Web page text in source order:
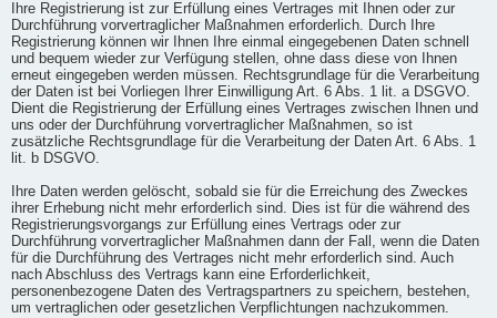
Ihre Registrierung ist zur Erfüllung eines Vertrages mit Ihnen oder zur
Durchführung vorvertraglicher Maßnahmen erforderlich. Durch Ihre
Registrierung können wir Ihnen Ihre einmal eingegebenen Daten schnell
und bequem wieder zur Verfügung stellen, ohne dass diese von Ihnen
erneut eingegeben werden müssen. Rechtsgrundlage für die Verarbeitung
der Daten ist bei Vorliegen Ihrer Einwilligung Art. 6 Abs. 1 lit. a DSGVO.
Dient die Registrierung der Erfüllung eines Vertrages zwischen Ihnen und
uns oder der Durchführung vorvertraglicher Maßnahmen, so ist
zusätzliche Rechtsgrundlage für die Verarbeitung der Daten Art. 6 Abs. 1
lit. b DSGVO.
Ihre Daten werden gelöscht, sobald sie für die Erreichung des Zweckes
ihrer Erhebung nicht mehr erforderlich sind. Dies ist für die während des
Registrierungsvorgangs zur Erfüllung eines Vertrags oder zur
Durchführung vorvertraglicher Maßnahmen dann der Fall, wenn die Daten
für die Durchführung des Vertrages nicht mehr erforderlich sind. Auch
nach Abschluss des Vertrags kann eine Erforderlichkeit,
personenbezogene Daten des Vertragspartners zu speichern, bestehen,
um vertraglichen oder gesetzlichen Verpflichtungen nachzukommen.